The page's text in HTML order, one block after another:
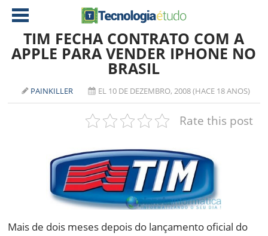
AMD
SOFTWARE
NOTEBOOKS
TABLETS
DOWNLOADS
TIM FECHA CONTRATO COM A
APPLE PARA VENDER IPHONE NO
BRASIL
PAINKILLER EL 10 DE DEZEMBRO, 2008 (HACE 18 ANOS)
Rate this post
Mais de dois meses depois do lançamento oficial do